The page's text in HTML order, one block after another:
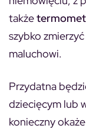
także
szybko
maluchowi.
Przydatna
dziecięcym lub
konieczny